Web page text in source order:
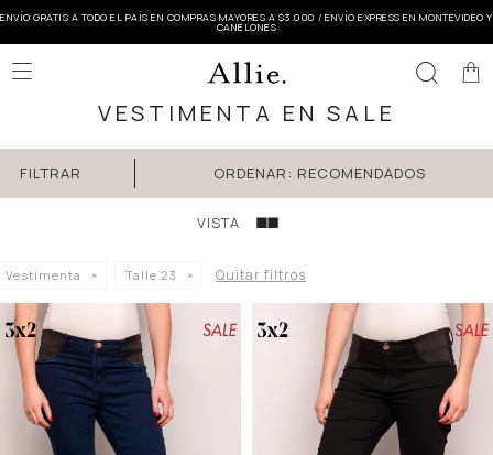
ENVÍO GRATIS A TODO EL PAÍS EN COMPRAS MAYORES A $3.000 / ENVÍO EXPRESS EN MONTEVIDEO Y
CANELONES

VESTIMENTA EN SALE
RECOMENDADOS
Vestimenta Talle 23 Quitar filtros